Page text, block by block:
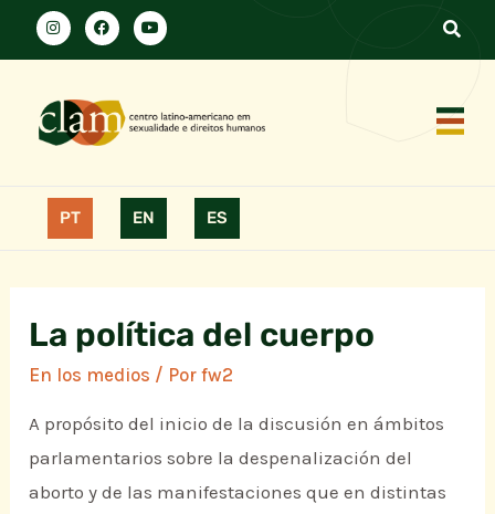
PT EN ES
La política del cuerpo
En los medios / Porfw2
A propósito del inicio de la discusión en ámbitos
parlamentarios sobre la despenalización del
aborto y de las manifestaciones que en distintas